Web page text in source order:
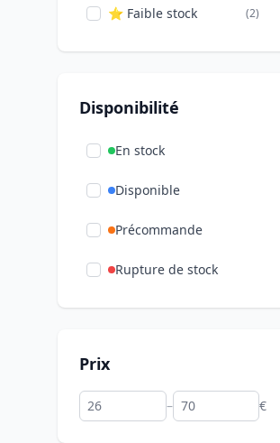
⭐ Faible stock (2)
Disponibilité
En stock
Disponible
Précommande
Rupture de stock
Prix
– €